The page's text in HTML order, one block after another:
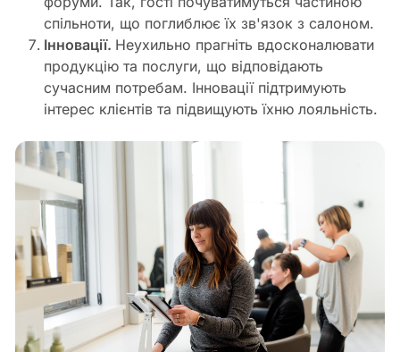
спільноти, що поглиблює їх зв'язок з салоном.
Інновації. Неухильно прагніть вдосконалювати
продукцію та послуги, що відповідають
сучасним потребам. Інновації підтримують
інтерес клієнтів та підвищують їхню лояльність.